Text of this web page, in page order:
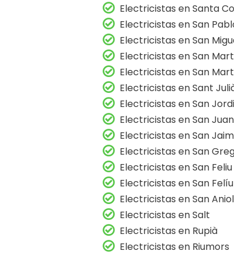
Electricistas en Santa
Electricistas en San
Electricistas en San
Electricistas en San
Electricistas en San
Electricistas en Sant
Electricistas en San
Electricistas en San
Electricistas en San
Electricistas en San
Electricistas en San
Electricistas en San
Electricistas en San
Electricistas en Salt
Electricistas en Rupià
Electricistas en Riumors